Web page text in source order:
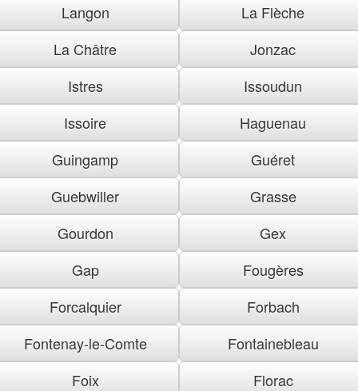
Langon
La Flèche
La Châtre
Jonzac
Istres
Issoudun
Issoire
Haguenau
Guingamp
Guéret
Guebwiller
Grasse
Gourdon
Gex
Gap
Fougères
Forcalquier
Forbach
Fontenay-le-Comte
Fontainebleau
Foix
Florac